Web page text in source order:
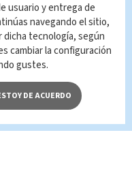
total o
esta página, mismo
su
con las
usuario y entrega de
navegando el sitio,
tecnología, según
cambiar la configuración
gustes.
DE ACUERDO